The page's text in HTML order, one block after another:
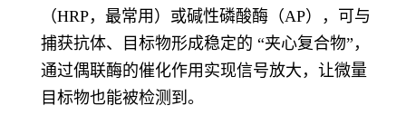
（HRP，最常用）或碱性磷酸酶（AP），可与
捕获抗体、目标物形成稳定的 “夹心复合物”，
通过偶联酶的催化作用实现信号放大，让微量
目标物也能被检测到。